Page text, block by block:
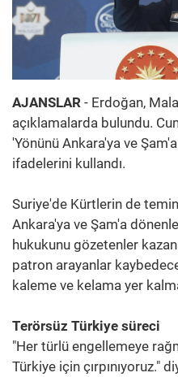
AJANSLAR - Erdoğan,
açıklamalarda bulundu.
'Yönünü Ankara'ya ve
ifadelerini kullandı.
Suriye'de Kürtlerin de
Ankara'ya ve Şam'a
hukukunu gözetenler
patron arayanlar
kaleme ve kelama yer
Terörsüz Türkiye süreci
"Her türlü engellemeye
Türkiye için çırpınıyoruz."